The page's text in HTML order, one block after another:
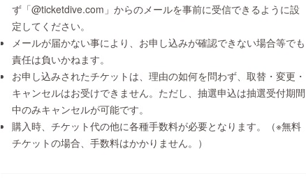
ず「@ticketdive.com」からのメールを事前に受信できるように設
定してください。
メールが届かない事により、お申し込みが確認できない場合等でも
責任は負いかねます。
お申し込みされたチケットは、理由の如何を問わず、取替・変更・
キャンセルはお受けできません。ただし、抽選申込は抽選受付期間
中のみキャンセルが可能です。
購入時、チケット代の他に各種手数料が必要となります。（※無料
チケットの場合、手数料はかかりません。）